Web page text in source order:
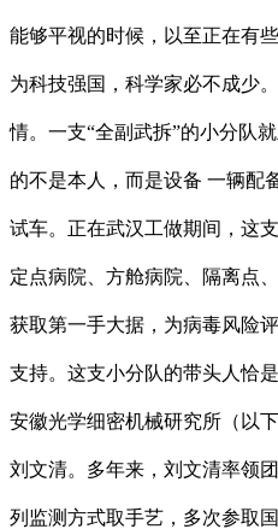
能够平视的时候，以至正在有
为科技强国，科学家必不成少
情。一支“全副武拆”的小分队
的不是本人，而是设备 一辆配
试车。正在武汉工做期间，这
定点病院、方舱病院、隔离点
获取第一手大据，为病毒风险
支持。这支小分队的带头人恰
安徽光学细密机械研究所（以
刘文清。多年来，刘文清率领
列监测方式取手艺，多次参取